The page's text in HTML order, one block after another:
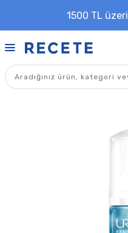
1500 TL üzeri